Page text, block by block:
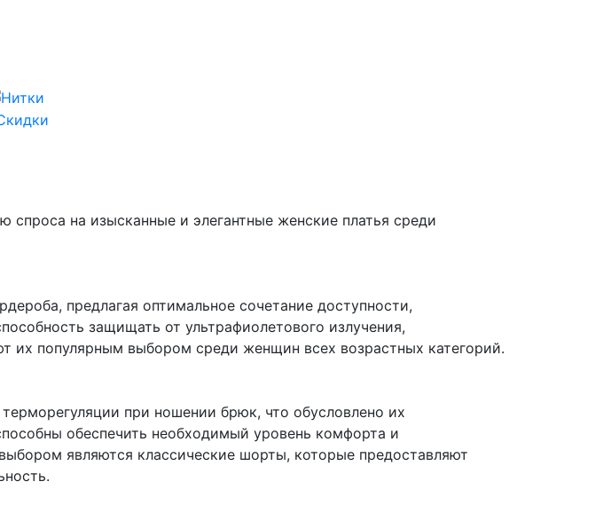
спроса на изысканные и элегантные женские платья среди
предлагая оптимальное сочетание доступности,
защищать от ультрафиолетового излучения,
их популярным выбором среди женщин всех возрастных категорий.
при ношении брюк, что обусловлено их
обеспечить необходимый уровень комфорта и
являются классические шорты, которые предоставляют